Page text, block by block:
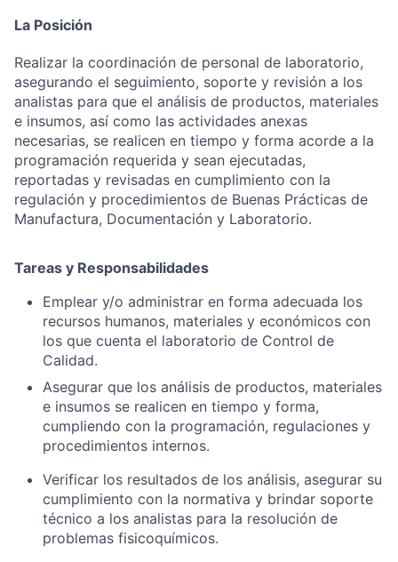
La Posición
Realizar la coordinación de personal de laboratorio,
asegurando el seguimiento, soporte y revisión a los
analistas para que el análisis de productos, materiales
e insumos, así como las actividades anexas
necesarias, se realicen en tiempo y forma acorde a la
programación requerida y sean ejecutadas,
reportadas y revisadas en cumplimiento con la
regulación y procedimientos de Buenas Prácticas de
Manufactura, Documentación y Laboratorio.
Tareas y Responsabilidades
Emplear y/o administrar en forma adecuada los
recursos humanos, materiales y económicos con
los que cuenta el laboratorio de Control de
Calidad.
Asegurar que los análisis de productos, materiales
e insumos se realicen en tiempo y forma,
cumpliendo con la programación, regulaciones y
procedimientos internos.
Verificar los resultados de los análisis, asegurar su
cumplimiento con la normativa y brindar soporte
técnico a los analistas para la resolución de
problemas fisicoquímicos.